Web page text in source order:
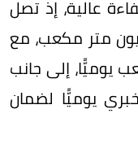
عالية، إذ تصل
والنقل إلى (1.2) مليون متر مكعب، مع
يوميًّا، إلى جانب
فحص مخبري يوميًّا لضمان